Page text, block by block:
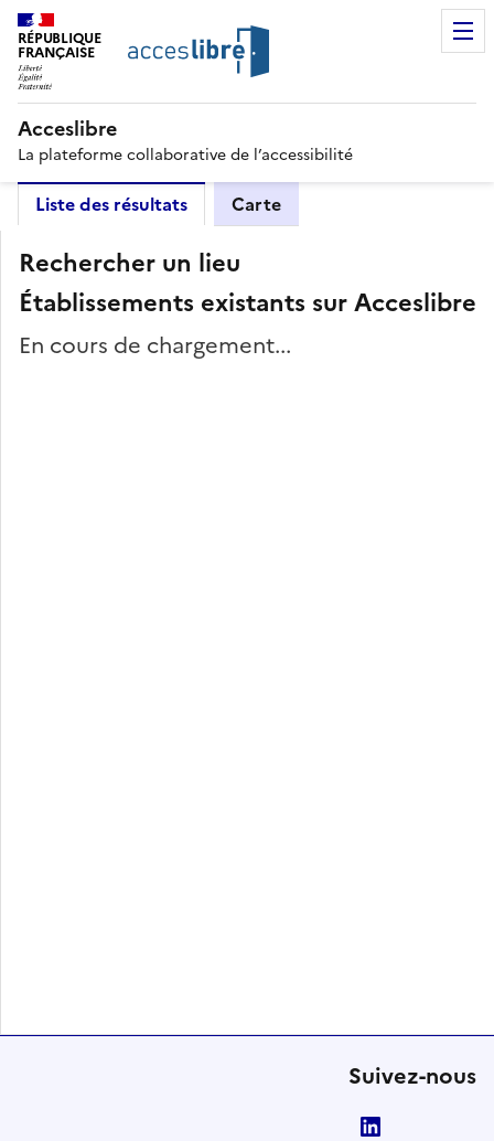
RÉPUBLIQUE
FRANÇAISE
Acceslibre
La plateforme collaborative de l’accessibilité
Liste des résultats Carte
Rechercher un lieu
Établissements existants sur Acceslibre
En cours de chargement...
Suivez-nous